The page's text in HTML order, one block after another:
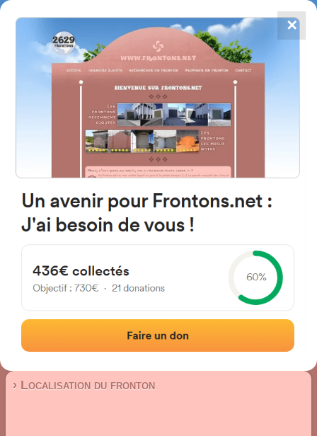
FRONTONS.NET
RECHERCHER UN FRONTON
PROPOSER UN FRONTON
4867
frontons
42190 Las Casas, Soria
Calle San Miguel 2
Fronton mur à gauche
Localisation|Photos|Commentaires et avis
› Localisation du fronton
✕